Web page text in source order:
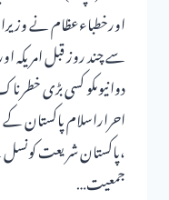
اورخطباءعظام نے
سے چند روز قبل امریکہ
دوانیوںکو کسی بڑی
احراراسلام پاکستان کے
،پاکستان شریعت کونسل
جمعیت…